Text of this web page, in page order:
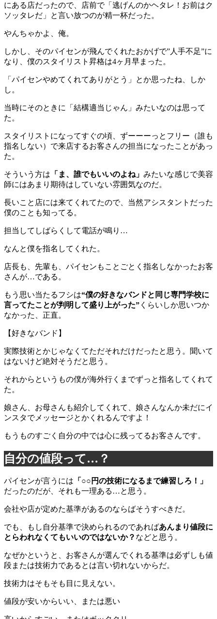
にある店だったので、店前で「逃げんのかヘタレ！お前はク
ソッタレだ」と言い放つのが精一杯だった。
やんちゃかよ、俺。
しかし、そのパイセンが飛んでくれたおかげで”人手不足”に
なり、僕のスタイリスト昇格は4ヶ月早まった。
「パイセンやめてくれてありがとう」とか思ったね、しか
し。
当時にそのときに「結構適当じゃん」みたいなのは思って
た。
スタイリストになってすぐの頃、ずーーーっとフリー（誰も
指名しない）で来店するお客さんの担当になったことがあっ
た。
そういう方は 「ま、誰でもいいのよね」 みたいな感じで美容
師にはあまり期待はしていない雰囲気なのだ。
長いこと店には来てくれてたので、当然アシスタントだった
僕のことも知ってる。
担当してしばらくして電話が鳴り…
なんと僕を指名してくれた。
店長も、先輩も、パイセンもことごとく指名しなかったお客
さんが…である。
もう思い当たるフシは“僕の好きなバンドと同じ専門学校に
言ってたことが判明して盛り上がった” くらいしか思いつか
なかった、正直。
【好きなバンド】
実際技術とかじゃなくてただそれだけだったと思う。聞いて
はないけど絶対そうだと思う。
それからというもの僕が海外行くまでずっと指名してくれて
た。
娘さん、お母さんも紹介してくれて、娘さんなんか未だにイ
ンスタでメッセージとかくれるんですよ！
もうものすごく自分の中では心に残ってるお客さんです。
自分の値段って…？
パイセンが言うには 「○○円の技術になるまで練習しろ！」
だったのだが、それも一理ある…と思う。
会社や店が定めた基準があるのならばそうすべきだ。
でも、もし自分基準で決められるのであればあんまり値段に
とらわれなくてもいいのではないか？ などと思う。
なぜかというと、お客さんが選んでくれる基準は必ずしも値
段または技術力であるとは言い切れないからだ。
技術力はそもそも目に見えない。
値段が安いからいい、または悪い